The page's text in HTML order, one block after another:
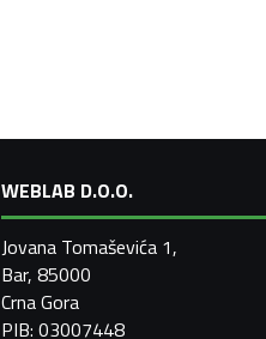
WEBLAB D.O.O.
Jovana Tomaševića 1,
Bar, 85000
Crna Gora
PIB: 03007448